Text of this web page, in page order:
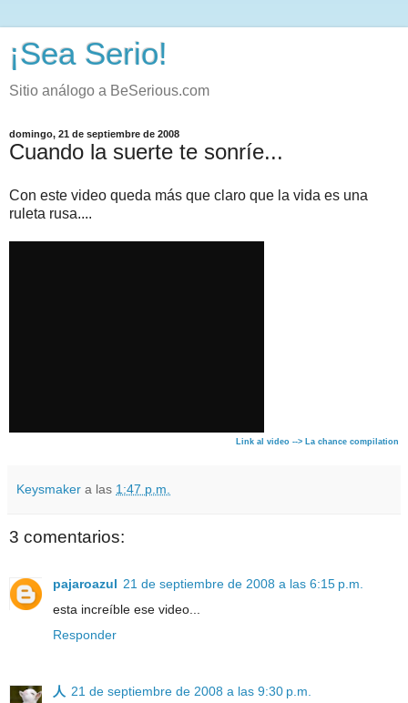
¡Sea Serio!
Sitio análogo a BeSerious.com
domingo, 21 de septiembre de 2008
Cuando la suerte te sonríe...
Con este video queda más que claro que la vida es una
ruleta rusa....
Link al video --> La chance compilation
Keysmaker a las 1:47 p.m.
3 comentarios:
pajaroazul 21 de septiembre de 2008 a las 6:15 p.m.
esta increíble ese video...
Responder
人 21 de septiembre de 2008 a las 9:30 p.m.